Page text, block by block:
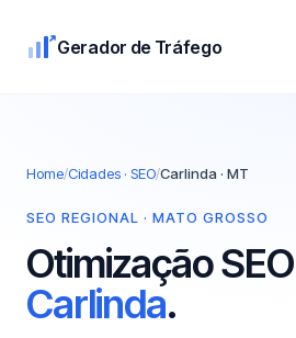
Gerador de Tráfego
Home/Cidades · SEO/Carlinda · MT
SEO REGIONAL · MATO GROSSO
Otimização
Carlinda.